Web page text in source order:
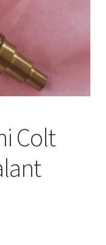
Colt